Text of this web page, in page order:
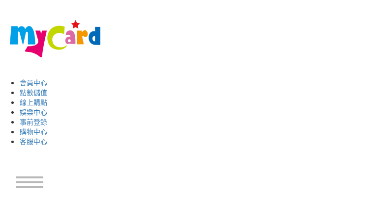
會員中心
點數儲值
線上購點
娛樂中心
事前登錄
購物中心
客服中心